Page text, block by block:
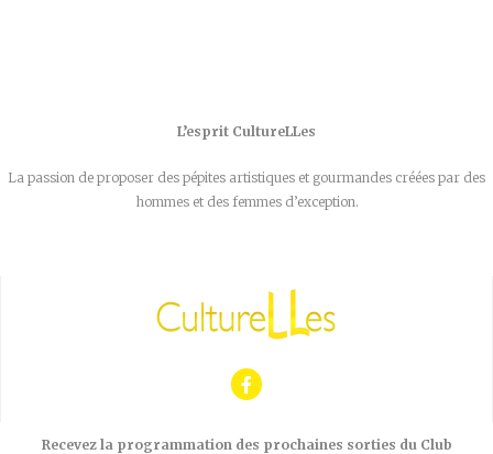
L’esprit CultureLLes
La passion de proposer des pépites artistiques et gourmandes créées par des
hommes et des femmes d’exception.
Recevez la programmation des prochaines sorties du Club